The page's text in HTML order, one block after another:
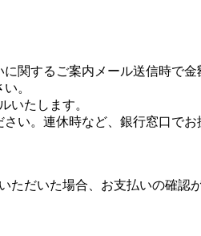
関するご案内メール送信時で金
。
いたします。
い。連休時など、銀行窓口で
だいた場合、お支払いの確認